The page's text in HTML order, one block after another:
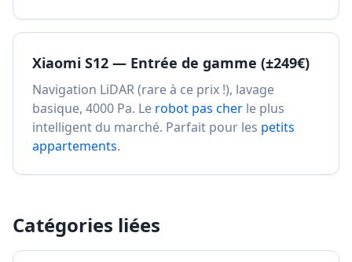
Xiaomi S12 — Entrée de gamme (±249€)
Navigation LiDAR (rare à ce prix !), lavage
basique, 4000 Pa. Le robot pas cher le plus
intelligent du marché. Parfait pour les petits
appartements.
Catégories liées